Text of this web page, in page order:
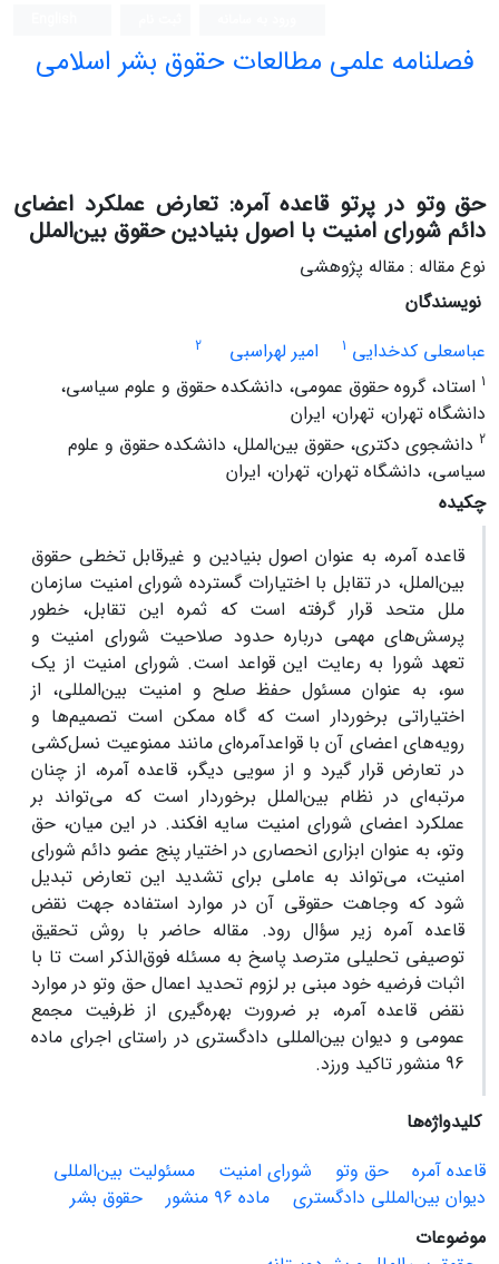
فصلنامه علمی مطالعات حقوق بشر اسلامی
حق وتو در پرتو قاعده آمره: تعارض عملکرد اعضای
دائم شورای امنیت با اصول بنیادین حقوق بین‌الملل
نوع مقاله : مقاله پژوهشی
نویسندگان
عباسعلی کدخدایی 1 امیر لهراسبی
2
1 استاد، گروه حقوق عمومی، دانشکده حقوق و علوم سیاسی،
دانشگاه تهران، تهران، ایران
2 دانشجوی دکتری، حقوق بین‌الملل، دانشکده حقوق و علوم
سیاسی، دانشگاه تهران، تهران، ایران
چکیده
قاعده آمره، به عنوان اصول بنیادین و غیرقابل تخطی حقوق
بین‌الملل، در تقابل با اختیارات گسترده شورای امنیت سازمان
ملل متحد قرار گرفته است که ثمره این تقابل، خطور
پرسش‌های مهمی درباره حدود صلاحیت شورای امنیت و
تعهد شورا به رعایت این قواعد است. شورای امنیت از یک
سو، به عنوان مسئول حفظ صلح و امنیت بین‌المللی، از
اختیاراتی برخوردار است که گاه ممکن است تصمیم‌ها و
رویه‌های اعضای آن با قواعدآمره‌ای مانند ممنوعیت نسل‌کشی
در تعارض قرار گیرد و از سویی دیگر، قاعده آمره، از چنان
مرتبه‌ای در نظام بین‌الملل برخوردار است که می‌تواند بر
عملکرد اعضای شورای امنیت سایه افکند. در این میان، حق
وتو، به عنوان ابزاری انحصاری در اختیار پنج عضو دائم شورای
امنیت، می‌تواند به عاملی برای تشدید این تعارض تبدیل
شود که وجاهت حقوقی آن در موارد استفاده جهت نقض
قاعده آمره زیر سؤال رود. مقاله حاضر با روش تحقیق
توصیفی تحلیلی مترصد پاسخ به مسئله فوق‌الذکر است تا با
اثبات فرضیه خود مبنی بر لزوم تحدید اعمال حق وتو در موارد
نقض قاعده آمره، بر ضرورت بهره‌گیری از ظرفیت مجمع
عمومی و دیوان بین‌المللی دادگستری در راستای اجرای ماده
96 منشور تاکید ورزد.
کلیدواژه‌ها
قاعده‌ آمره
حق وتو شورای امنیت
مسئولیت بین‌المللی
دیوان بین‌المللی دادگستری
ماده ۹۶ منشور
حقوق بشر
موضوعات